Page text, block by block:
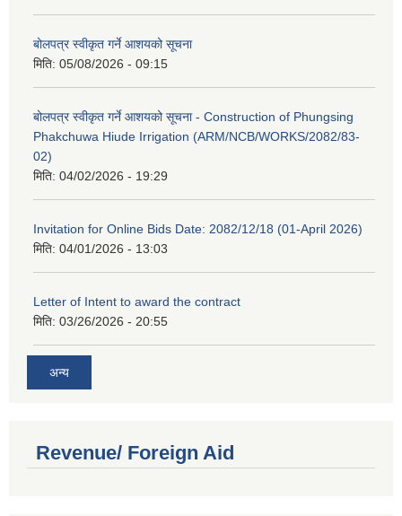
बोलपत्र स्वीकृत गर्ने आशयको सूचना
मिति: 05/08/2026 - 09:15
बोलपत्र स्वीकृत गर्ने आशयको सूचना - Construction of Phungsing
Phakchuwa Hiude Irrigation (ARM/NCB/WORKS/2082/83-
02)
मिति: 04/02/2026 - 19:29
Invitation for Online Bids Date: 2082/12/18 (01-April 2026)
मिति: 04/01/2026 - 13:03
Letter of Intent to award the contract
मिति: 03/26/2026 - 20:55
अन्य
Revenue/ Foreign Aid